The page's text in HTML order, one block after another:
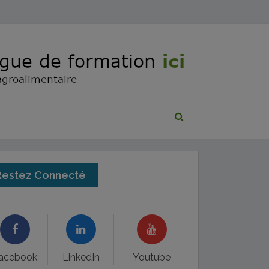
Connecté
LinkedIn Youtube